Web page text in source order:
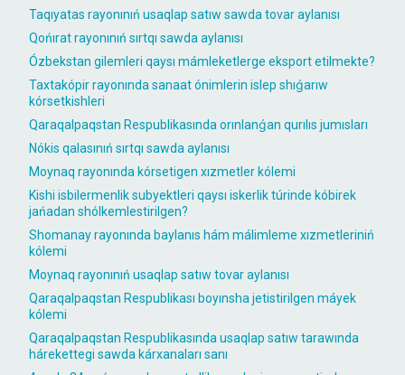
Taqıyatas rayonınıń usaqlap satıw sawda tovar aylanısı
Qońırat rayonınıń sırtqı sawda aylanısı
Ózbekstan gilemleri qaysı mámleketlerge eksport etilmekte?
Taxtakópir rayonında sanaat ónimlerin islep shıǵarıw
kórsetkishleri
Qaraqalpaqstan Respublikasında orınlanǵan qurılıs jumısları
Nókis qalasınıń sırtqı sawda aylanısı
Moynaq rayonında kórsetigen xızmetler kólemi
Kishi isbilermenlik subyektleri qaysı iskerlik túrinde kóbirek
jańadan shólkemlestirilgen?
Shomanay rayonında baylanıs hám málimleme xızmetleriniń
kólemi
Moynaq rayonınıń usaqlap satıw tovar aylanısı
Qaraqalpaqstan Respublikası boyınsha jetistirilgen máyek
kólemi
Qaraqalpaqstan Respublikasında usaqlap satıw tarawında
hárekettegi sawda kárxanaları sanı